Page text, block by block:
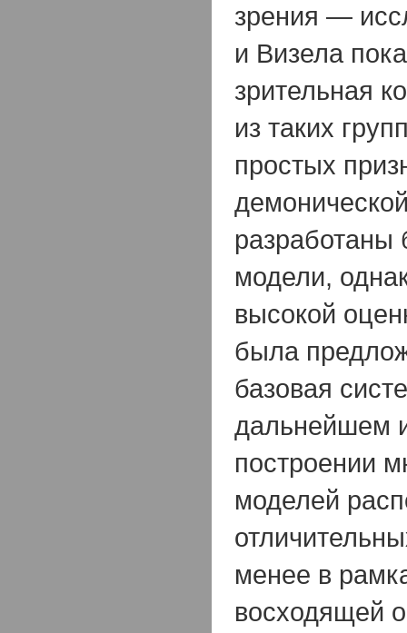
зрения —
и Визела
зрительная
из таких
простых
модели,
высокой
была
базовая
дальнейшем
построении
моделей
менее в
восходящей